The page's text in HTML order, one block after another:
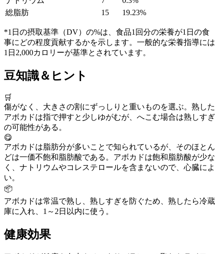
総脂肪
15 19.23%
*1日の摂取基準（DV）の%は、食品1回分の栄養が1日の食
事にどの程度貢献するかを示します。一般的な栄養指導には
1日2,000カロリーが基準とされています。
豆知識＆ヒント
🛒
傷がなく、大きさの割にずっしりと重いものを選ぶ。熟した
アボカドは指で押すと少しゆがむが、へこむ場合は熟しすぎ
の可能性がある。
😋
アボカドは脂肪分が多いことで知られているが、そのほとん
どは一価不飽和脂肪酸である。アボカドは飽和脂肪酸が少な
く、ナトリウムやコレステロールを含まないので、心臓によ
い。
📦
アボカドは常温で熟し、熟しすぎを防ぐため、熟したら冷蔵
庫に入れ、1～2日以内に使う。
健康効果